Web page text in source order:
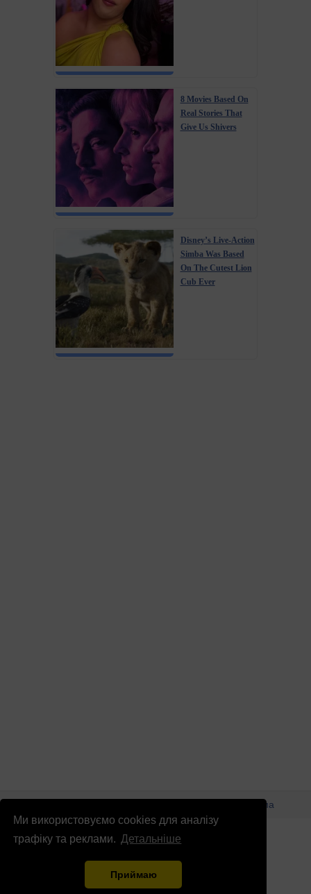
Ми використовуємо cookies для аналізу
трафіку та реклами. Детальніше
Приймаю
8 Movies Based On
Real Stories That
Give Us Shivers
Disney’s Live-Action
Simba Was Based
On The Cutest Lion
Cub Ever
© Патріоти України 2026 Правова інформація
Реклама
info@patrioty.org.ua